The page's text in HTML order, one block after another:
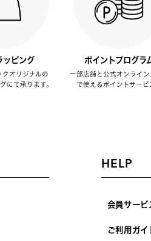
ッピング
クオリジナルの
にて承ります。
ポイントプログラ
一部店舗と公式オンライン
で使えるポイントサービ
HELP
会員サービ
ご利用ガイ